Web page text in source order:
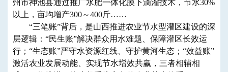
州市神池县通过推广水肥一体化膜下滴灌技术，节水30%
以上，亩均增产300～400斤……
“三笔账”背后，是山西推进农业节水型灌区建设的深
层逻辑：“民生账”解决群众用水难题、保障灌区长效运
行；“生态账”严守水资源红线、守护黄河生态；“效益账”
激活农业发展动能、实现节水增效共赢，三者相辅相